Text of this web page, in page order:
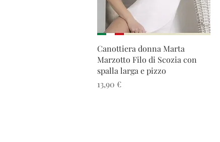
Vista rapida
Canottiera donna Marta
Marzotto Filo di Scozia con
spalla larga e pizzo
Prezzo
13,90 €